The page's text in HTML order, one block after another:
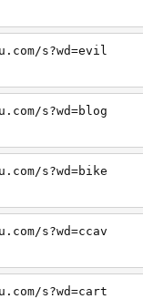
s?wd=evil
s?wd=blog
s?wd=bike
s?wd=ccav
s?wd=cart